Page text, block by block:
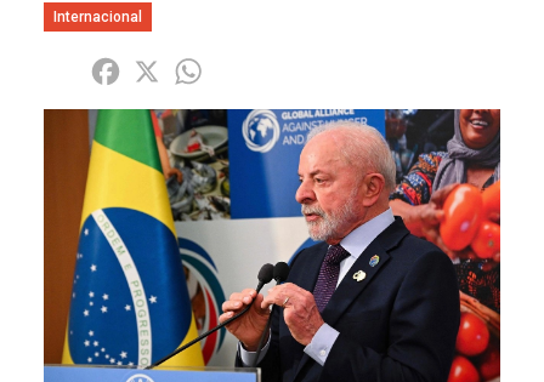
Internacional
Share Facebook
X
Imagen